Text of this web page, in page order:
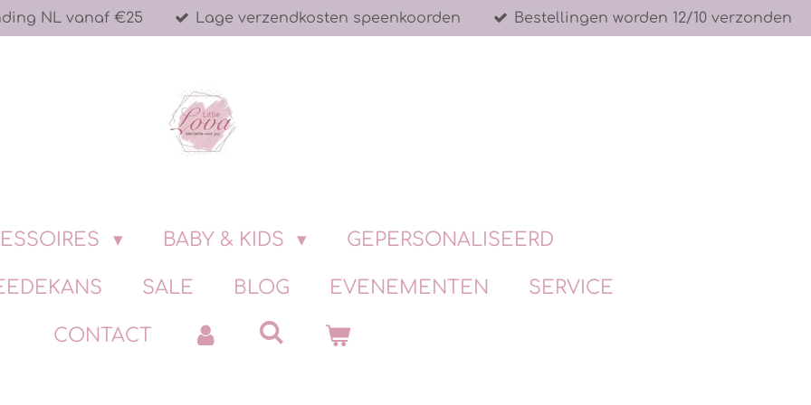
NL vanaf €25 Lage verzendkosten speenkoorden Bestellingen worden 12/10 verzonden
BABY & KIDS GEPERSONALISEERD
SALE BLOG EVENEMENTEN SERVICE
CONTACT